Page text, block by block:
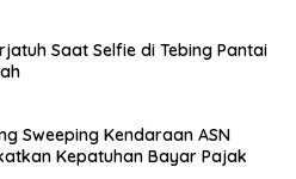
Saat Selfie di Tebing Pantai
Sweeping Kendaraan ASN
Kepatuhan Bayar Pajak